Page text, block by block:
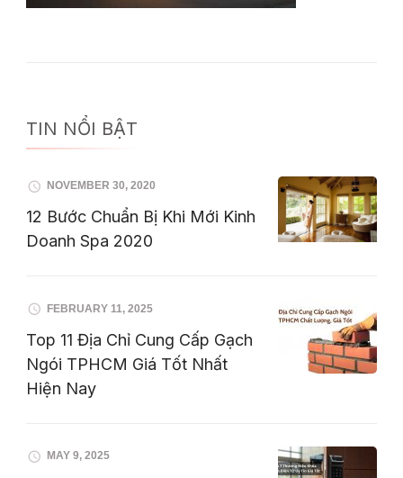
TIN NỔI BẬT
NOVEMBER 30, 2020
12 Bước Chuẩn Bị Khi Mới Kinh
Doanh Spa 2020
FEBRUARY 11, 2025
Top 11 Địa Chỉ Cung Cấp Gạch
Ngói TPHCM Giá Tốt Nhất
Hiện Nay
MAY 9, 2025